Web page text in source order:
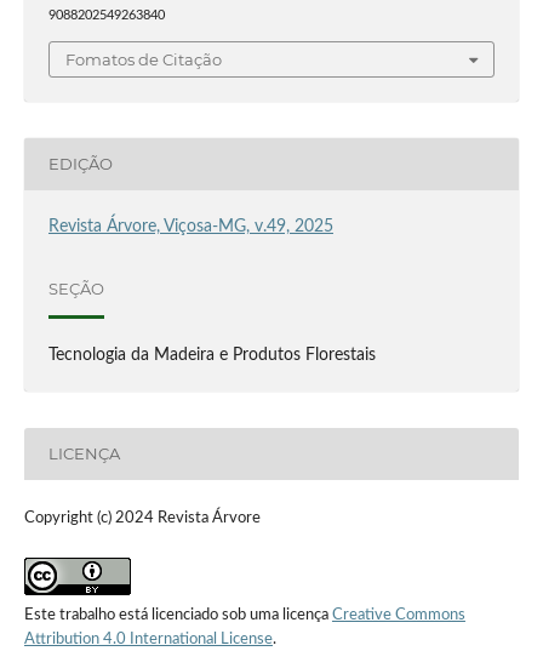
9088202549263840
Fomatos de Citação
EDIÇÃO
Revista Árvore, Viçosa-MG, v.49, 2025
SEÇÃO
Tecnologia da Madeira e Produtos Florestais
LICENÇA
Copyright (c) 2024 Revista Árvore
Este trabalho está licenciado sob uma licença Creative Commons
Attribution 4.0 International License.